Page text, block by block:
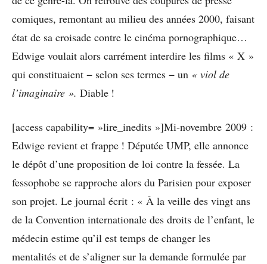
comiques, remontant au milieu des années 2000, faisant
état de sa croisade contre le cinéma pornographique…
Edwige voulait alors carrément interdire les films « X »
qui constituaient − selon ses termes − un « viol de
l’imaginaire ». Diable !
[access capability= »lire_inedits »]Mi-novembre 2009 :
Edwige revient et frappe ! Députée UMP, elle annonce
le dépôt d’une proposition de loi contre la fessée. La
fessophobe se rapproche alors du Parisien pour exposer
son projet. Le journal écrit : « À la veille des vingt ans
de la Convention internationale des droits de l’enfant, le
médecin estime qu’il est temps de changer les
mentalités et de s’aligner sur la demande formulée par